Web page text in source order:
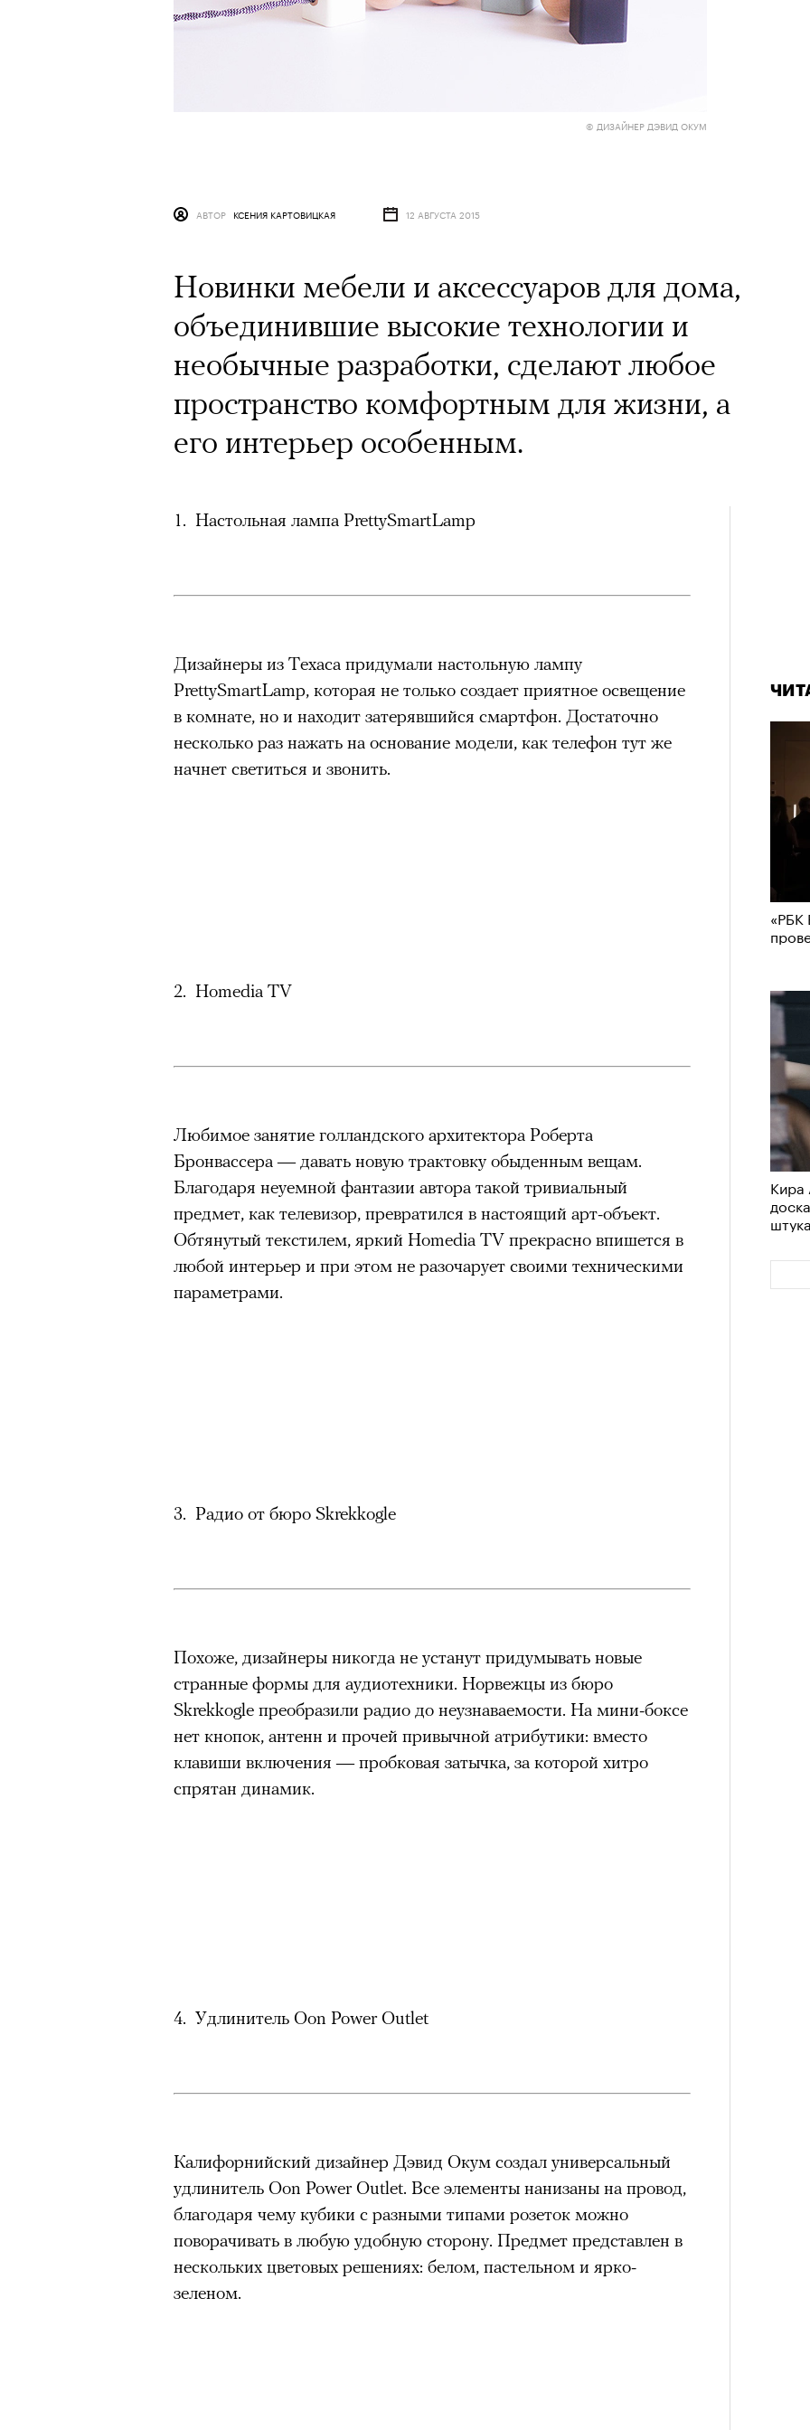
«РБК
Кира
© ДИЗАЙНЕР ДЭВИД ОКУМ
АВТОР КСЕНИЯ КАРТОВИЦКАЯ 12 АВГУСТА 2015
Новинки мебели и аксессуаров для дома,
объединившие высокие технологии и
необычные разработки, сделают любое
пространство комфортным для жизни, а
его интерьер особенным.
1. Настольная лампа PrettySmartLamp
Дизайнеры из Техаса придумали настольную лампу
PrettySmartLamp, которая не только создает приятное освещение
в комнате, но и находит затерявшийся смартфон. Достаточно
несколько раз нажать на основание модели, как телефон тут же
начнет светиться и звонить.
2. Homedia TV
Любимое занятие голландского архитектора Роберта
Бронвассера — давать новую трактовку обыденным вещам.
Благодаря неуемной фантазии автора такой тривиальный
предмет, как телевизор, превратился в настоящий арт-объект.
Обтянутый текстилем, яркий Homedia TV прекрасно впишется в
любой интерьер и при этом не разочарует своими техническими
параметрами.
3. Радио от бюро Skrekkogle
Похоже, дизайнеры никогда не устанут придумывать новые
странные формы для аудиотехники. Норвежцы из бюро
Skrekkogle преобразили радио до неузнаваемости. На мини-боксе
нет кнопок, антенн и прочей привычной атрибутики: вместо
клавиши включения — пробковая затычка, за которой хитро
спрятан динамик.
4. Удлинитель Oon Power Outlet
Калифорнийский дизайнер Дэвид Окум создал универсальный
удлинитель Oon Power Outlet. Все элементы нанизаны на провод,
благодаря чему кубики с разными типами розеток можно
поворачивать в любую удобную сторону. Предмет представлен в
нескольких цветовых решениях: белом, пастельном и ярко-
зеленом.